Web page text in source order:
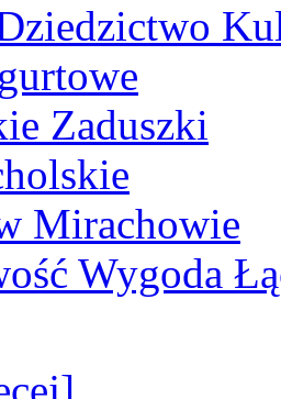
Zaduszki
Mirachowie
Wygoda